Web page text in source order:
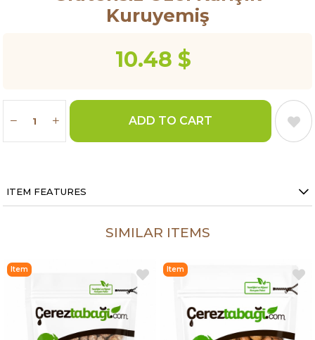
Kuruyemiş
10.48 $
ITEM FEATURES
SIMILAR ITEMS
Item
Item